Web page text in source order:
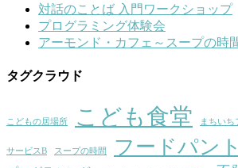
対話のことば 入門ワークショップ
プログラミング体験会
アーモンド・カフェ～スープの時
タグクラウド
こどもの居場所 こども食堂 まちいち
サービスB スープの時間 フードパン